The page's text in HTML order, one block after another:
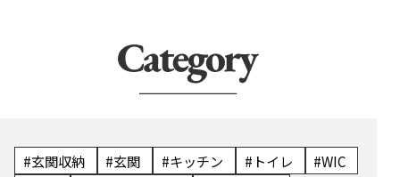
#玄関収納 #玄関 #キッチン #トイレ
#WIC